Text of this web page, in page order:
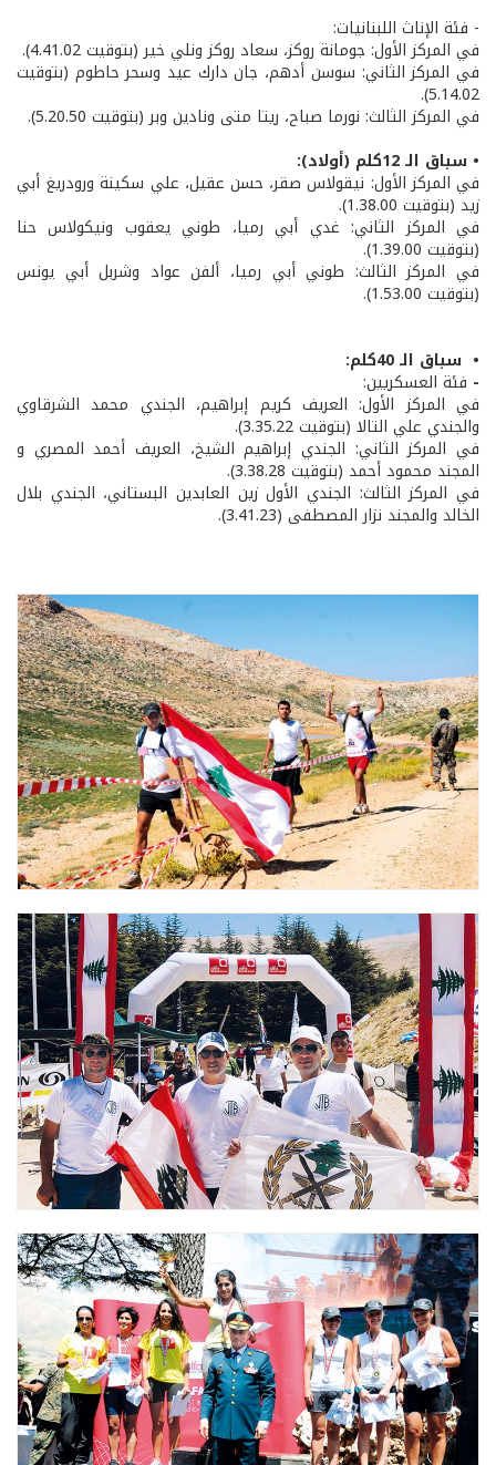
- فئة الإناث اللبنانيات:
في المركز الأول: جومانة روكز، سعاد روكز ونلي خير (بتوقيت 4.41.02).
في المركز الثاني: سوسن أدهم، جان دارك عيد وسحر حاطوم (بتوقيت
5.14.02).
في المركز الثالث: نورما صباح، ريتا متى ونادين وبر (بتوقيت 5.20.50).
• سباق الـ 12كلم (أولاد):
في المركز الأول: نيقولاس صقر، حسن عقيل، علي سكينة ورودريغ أبي
زيد (بتوقيت 1.38.00).
في المركز الثاني: غدي أبي رميا، طوني يعقوب ونيكولاس حنا
(بتوقيت 1.39.00).
في المركز الثالث: طوني أبي رميا، ألفن عواد وشربل أبي يونس
(بتوقيت 1.53.00).
• سباق الـ 40كلم:
- فئة العسكريين:
في المركز الأول: العريف كريم إبراهيم، الجندي محمد الشرقاوي
والجندي علي التالا (بتوقيت 3.35.22).
في المركز الثاني: الجندي إبراهيم الشيخ، العريف أحمد المصري و
المجند محمود أحمد (بتوقيت 3.38.28).
في المركز الثالث: الجندي الأول زين العابدين البستاني، الجندي بلال
الخالد والمجند نزار المصطفى (3.41.23).